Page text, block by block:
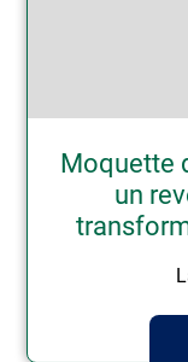
Moquette
un